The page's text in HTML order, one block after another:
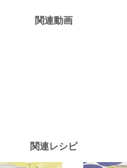
関連動画
関連レシピ